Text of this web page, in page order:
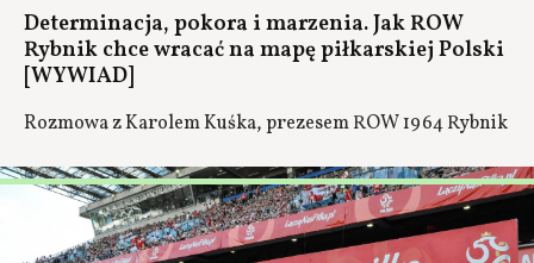
Determinacja, pokora i marzenia. Jak ROW
Rybnik chce wracać na mapę piłkarskiej Polski
[WYWIAD]
Rozmowa z Karolem Kuśka, prezesem ROW 1964 Rybnik